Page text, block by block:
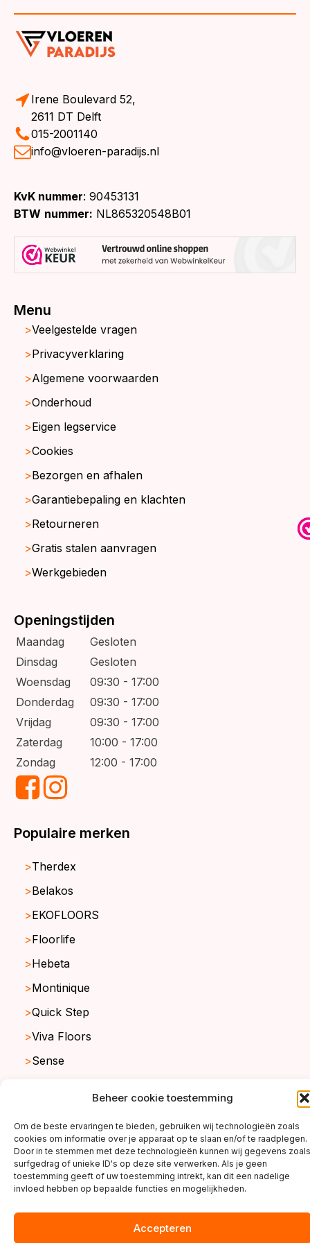
Beheer cookie toestemming
Om de beste ervaringen te bieden, gebruiken wij technologieën zoals
cookies om informatie over je apparaat op te slaan en/of te raadplegen.
Door in te stemmen met deze technologieën kunnen wij gegevens zoals
surfgedrag of unieke ID's op deze site verwerken. Als je geen
toestemming geeft of uw toestemming intrekt, kan dit een nadelige
invloed hebben op bepaalde functies en mogelijkheden.
Accepteren
Irene Boulevard 52,
2611 DT Delft
015-2001140
info@vloeren-paradijs.nl
KvK nummer: 90453131
BTW nummer: NL865320548B01
Menu
Veelgestelde vragen
Privacyverklaring
Algemene voorwaarden
Onderhoud
Eigen legservice
Cookies
Bezorgen en afhalen
Garantiebepaling en klachten
Retourneren
Gratis stalen aanvragen
Werkgebieden
Openingstijden
Maandag
Gesloten
Dinsdag
Gesloten
Woensdag
09:30 - 17:00
Donderdag
09:30 - 17:00
Vrijdag
09:30 - 17:00
Zaterdag
10:00 - 17:00
Zondag
12:00 - 17:00
Populaire merken
Therdex
Belakos
EKOFLOORS
Floorlife
Hebeta
Montinique
Quick Step
Viva Floors
Sense
copyright ©2026